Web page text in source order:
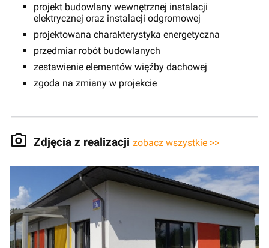
projekt budowlany wewnętrznej instalacji
elektrycznej oraz instalacji odgromowej
projektowana charakterystyka energetyczna
przedmiar robót budowlanych
zestawienie elementów więźby dachowej
zgoda na zmiany w projekcie
Zdjęcia z realizacji zobacz wszystkie >>